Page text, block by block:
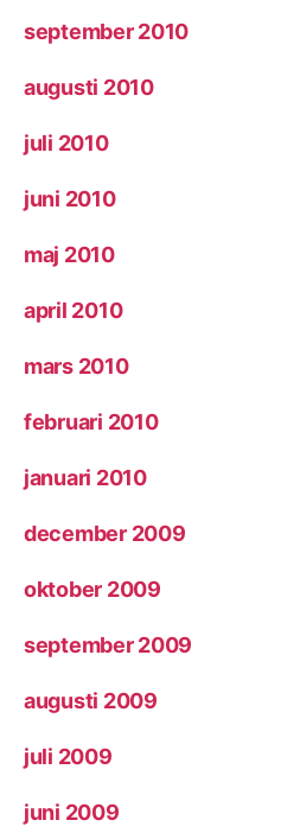
september 2010
augusti 2010
juli 2010
juni 2010
maj 2010
april 2010
mars 2010
februari 2010
januari 2010
december 2009
oktober 2009
september 2009
augusti 2009
juli 2009
juni 2009